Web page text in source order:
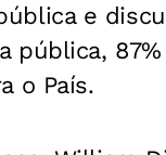
e
pública,
o País.